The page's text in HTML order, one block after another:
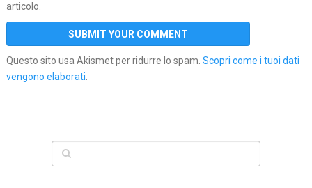
articolo.
Questo sito usa Akismet per ridurre lo spam. Scopri come i tuoi dati
vengono elaborati.